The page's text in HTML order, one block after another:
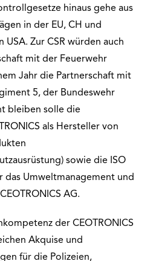
hinaus gehe aus
in der EU, CH und
USA. Zur CSR würden auch
mit der Feuerwehr
Jahr die Partnerschaft mit
5, der Bundeswehr
bleiben solle die
als Hersteller von
sowie die ISO
das Umweltmanagement und
AG.
der CEOTRONICS
Akquise und
für die Polizeien,